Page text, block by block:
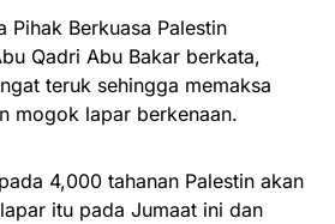
Pihak Berkuasa Palestin
Qadri Abu Bakar berkata,
teruk sehingga memaksa
mogok lapar berkenaan.
4,000 tahanan Palestin akan
itu pada Jumaat ini dan